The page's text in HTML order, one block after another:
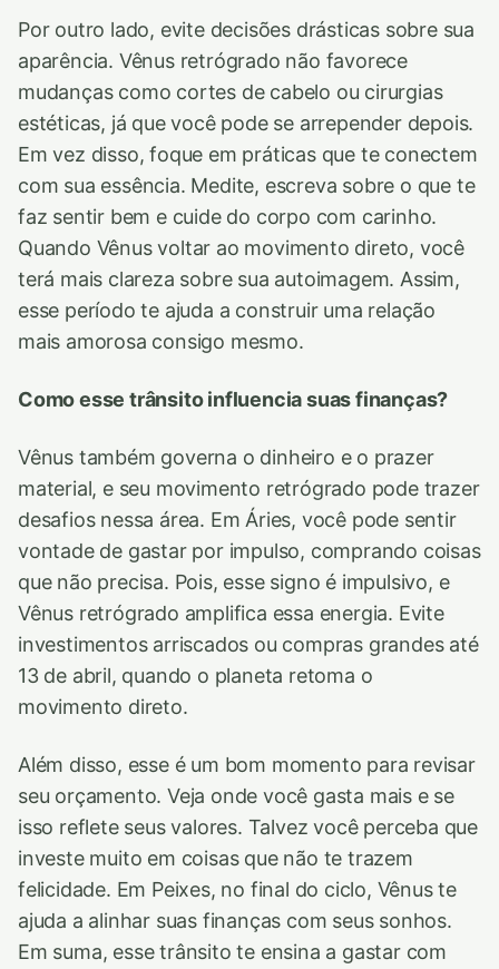
Por outro lado, evite decisões drásticas sobre sua
aparência. Vênus retrógrado não favorece
mudanças como cortes de cabelo ou cirurgias
estéticas, já que você pode se arrepender depois.
Em vez disso, foque em práticas que te conectem
com sua essência. Medite, escreva sobre o que te
faz sentir bem e cuide do corpo com carinho.
Quando Vênus voltar ao movimento direto, você
terá mais clareza sobre sua autoimagem. Assim,
esse período te ajuda a construir uma relação
mais amorosa consigo mesmo.
Como esse trânsito influencia suas finanças?
Vênus também governa o dinheiro e o prazer
material, e seu movimento retrógrado pode trazer
desafios nessa área. Em Áries, você pode sentir
vontade de gastar por impulso, comprando coisas
que não precisa. Pois, esse signo é impulsivo, e
Vênus retrógrado amplifica essa energia. Evite
investimentos arriscados ou compras grandes até
13 de abril, quando o planeta retoma o
movimento direto.
Além disso, esse é um bom momento para revisar
seu orçamento. Veja onde você gasta mais e se
isso reflete seus valores. Talvez você perceba que
investe muito em coisas que não te trazem
felicidade. Em Peixes, no final do ciclo, Vênus te
ajuda a alinhar suas finanças com seus sonhos.
Em suma, esse trânsito te ensina a gastar com